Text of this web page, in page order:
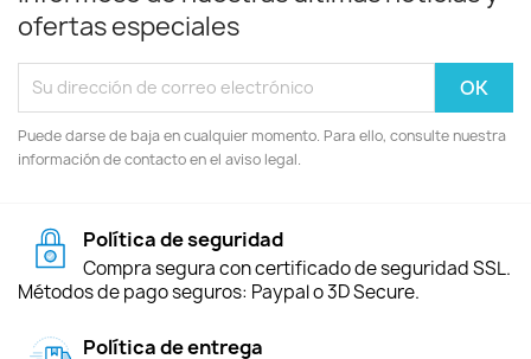
ofertas especiales
Puede darse de baja en cualquier momento. Para ello, consulte nuestra
información de contacto en el aviso legal.
Política de seguridad
Compra segura con certificado de seguridad SSL.
Métodos de pago seguros: Paypal o 3D Secure.
Política de entrega